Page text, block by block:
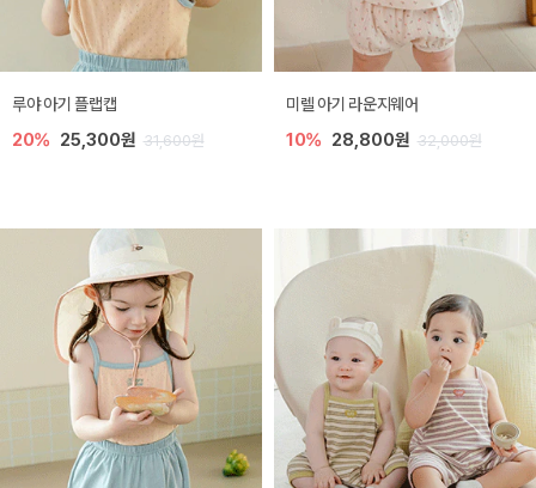
루야 아기 플랩캡
20% 25,300원 31,600원
미렐 아기 라운지웨어
10% 28,800원 32,000원